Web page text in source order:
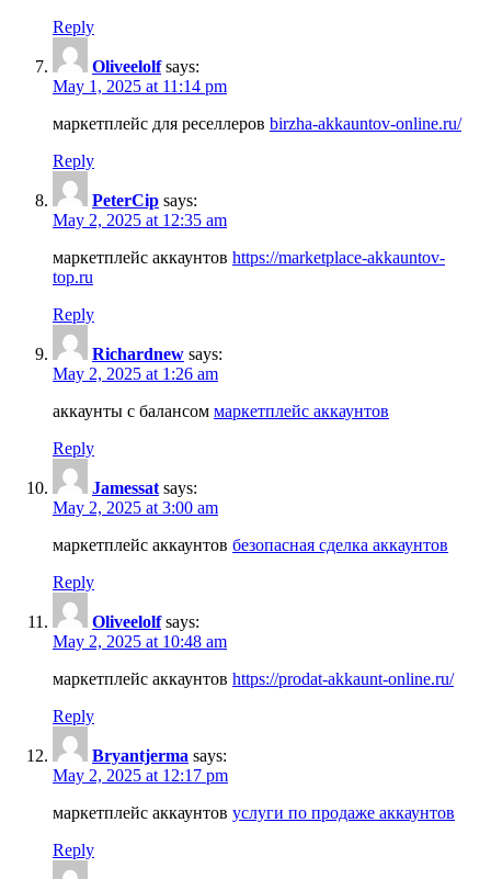
Reply
Oliveelolf says:
May 1, 2025 at 11:14 pm
маркетплейс для реселлеров birzha-akkauntov-online.ru/
Reply
PeterCip says:
May 2, 2025 at 12:35 am
маркетплейс аккаунтов https://marketplace-akkauntov-
top.ru
Reply
Richardnew says:
May 2, 2025 at 1:26 am
аккаунты с балансом маркетплейс аккаунтов
Reply
Jamessat says:
May 2, 2025 at 3:00 am
маркетплейс аккаунтов безопасная сделка аккаунтов
Reply
Oliveelolf says:
May 2, 2025 at 10:48 am
маркетплейс аккаунтов https://prodat-akkaunt-online.ru/
Reply
Bryantjerma says:
May 2, 2025 at 12:17 pm
маркетплейс аккаунтов услуги по продаже аккаунтов
Reply